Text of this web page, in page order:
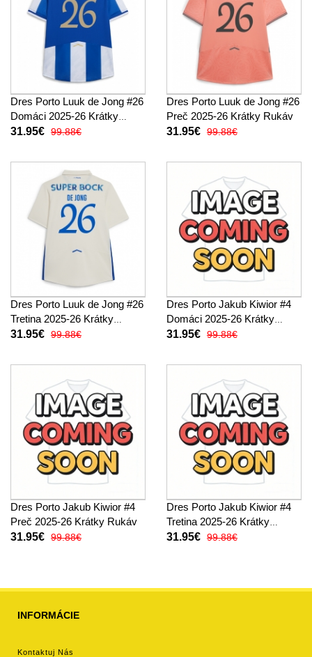
Dres Porto Luuk de Jong #26
Domáci 2025-26 Krátky
Rukáv
31.95€ 99.88€
Dres Porto Luuk de Jong #26
Preč 2025-26 Krátky Rukáv
31.95€ 99.88€
Dres Porto Luuk de Jong #26
Tretina 2025-26 Krátky
Rukáv
31.95€ 99.88€
Dres Porto Jakub Kiwior #4
Domáci 2025-26 Krátky
Rukáv
31.95€ 99.88€
Dres Porto Jakub Kiwior #4
Preč 2025-26 Krátky Rukáv
31.95€ 99.88€
Dres Porto Jakub Kiwior #4
Tretina 2025-26 Krátky
Rukáv
31.95€ 99.88€
INFORMÁCIE
Kontaktuj Nás